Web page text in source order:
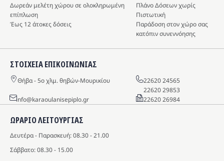
ΩΡΑΡΙΟ ΛΕΙΤΟΥΡΓΙΑΣ
Δευτέρα - Παρασκευή: 08.30 - 21.00
Σάββατο: 08.30 - 15.00
Δωρεάν μελέτη χώρου σε ολοκληρωμένη
επίπλωση
Πλάνο Δόσεων χωρίς
Πιστωτική
Έως 12 άτοκες δόσεις
Παράδοση στον χώρο σας
κατόπιν συνεννόησης
ΣΤΟΙΧΕΙΑ ΕΠΙΚΟΙΝΩΝΙΑΣ
Θήβα - 5o χλμ. θηβών-Μουρικίου
22620 24565
22620 29853
info@karaoulanisepiplo.gr
22620 26984